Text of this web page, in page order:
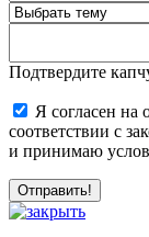
Подтвердите
Я согласен на
соответствии с
и принимаю